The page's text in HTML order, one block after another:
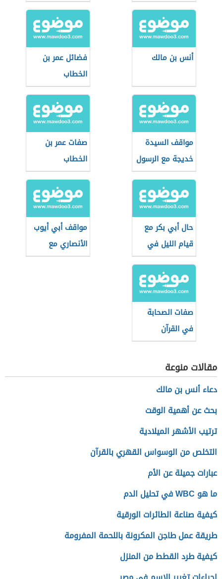
أنس بن مالك
فضائل عمر بن
الخطاب
مواقف السيدة
خديجة مع الرسول
صفات عمر بن
الخطاب
حال أبي بكر مع
قيام الليل في
رمضان
مواقف أبي أيوب
الأنصاري مع
الرسول الكريم
صفات الصحابة
في القرآن
مقالات منوعة
دعاء أنس بن مالك
بحث عن أهمية الوقت
ترتيب الأشهر الميلادية
التخلص من الوسواس القهري بالقرآن
عبارات جميلة عن الأم
ما هو WBC في تحليل الدم
كيفية صناعة الطائرات الورقية
طريقة عمل طاجن المكرونة باللحمة المفرومة
كيفية طرد القطط من المنزل